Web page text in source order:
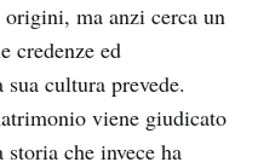
ma anzi cerca un
credenze ed
cultura prevede.
viene giudicato
storia che invece ha